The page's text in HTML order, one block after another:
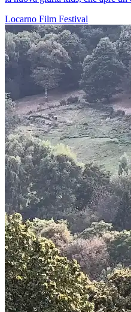
Locarno Film Festival